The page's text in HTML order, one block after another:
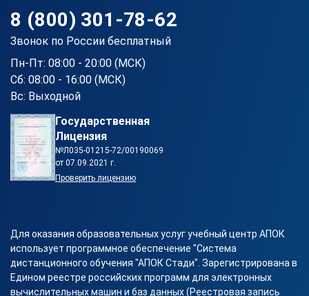
8 (800) 301-78-62
Звонок по России бесплатный
Пн-Пт: 08:00 - 20:00 (МСК)
Сб: 08:00 - 16:00 (МСК)
Вс: Выходной
Государственная
Лицензия
№Л035-01215-72/00190069
от 07.09.2021 г.
Проверить лицензию
Для оказания образовательных услуг учебный центр АПОК
использует программное обеспечение "Система
дистанционного обучения "АПОК Стади". Зарегистрирована в
Едином реестре российских программ для электронных
вычислительных машин и баз данных (Реестровая запись